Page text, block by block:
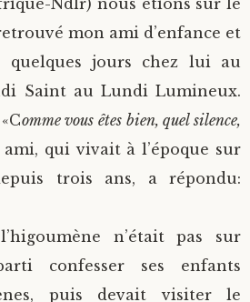
Ndlr) nous étions sur le
mon ami d’enfance et
quelques jours chez lui au
Saint au Lundi Lumineux.
omme vous êtes bien, quel silence,
qui vivait à l’époque sur
trois ans, a répondu:
n’était pas sur
confesser ses enfants
puis devait visiter le